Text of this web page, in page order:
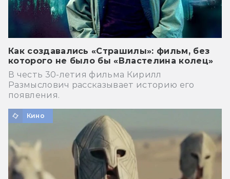
Как создавались «Страшилы»: фильм, без
которого не было бы «Властелина колец»
В честь 30-летия фильма Кирилл
Размыслович рассказывает историю его
появления.
Кино